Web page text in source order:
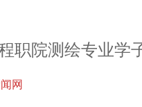
职院测绘专业学
网